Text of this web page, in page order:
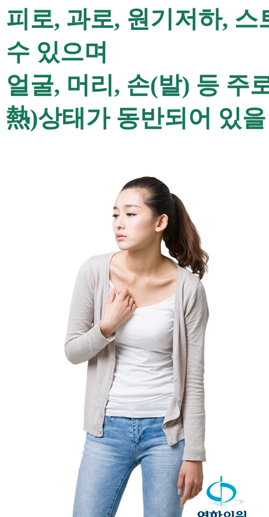
피로, 과로, 원기저하, 스
수 있으며
얼굴, 머리, 손(발) 등 주
熱)상태가 동반되어 있